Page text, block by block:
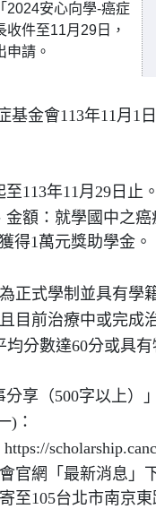
2024安心向學-癌症
件至11月29日，
申請。
基金會113年11月1
113年11月29日止
金額：就學國中之
得1萬元獎助學金。
正式學制並具有學
目前治療中或完成
均分數達60分或具
分享（500字以上）
)：
官網「最新消息」
至105台北市南京